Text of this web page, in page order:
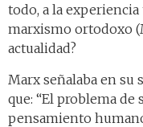
todo, a la
marxismo ortodoxo
actualidad?
Marx señalaba en su
que: “El problema
pensamiento